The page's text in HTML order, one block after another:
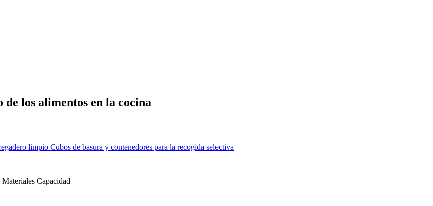
los alimentos en la cocina
limpio Cubos de basura y contenedores para la recogida selectiva
Materiales Capacidad